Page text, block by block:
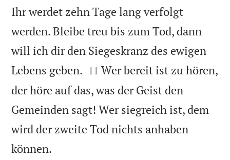
Ihr werdet zehn Tage lang verfolgt
werden. Bleibe treu bis zum Tod, dann
will ich dir den Siegeskranz des ewigen
Lebens geben. 

11 Wer bereit ist zu hören,
der höre auf das, was der Geist den
Gemeinden sagt! Wer siegreich ist, dem
wird der zweite Tod nichts anhaben
können.